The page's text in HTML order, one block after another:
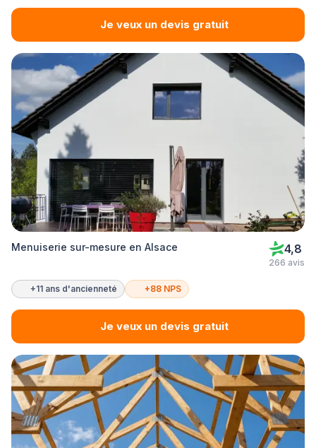
Je veux un devis gratuit
Menuiserie sur-mesure en Alsace 4,8
266 avis
+11 ans d'ancienneté +88 NPS
Je veux un devis gratuit